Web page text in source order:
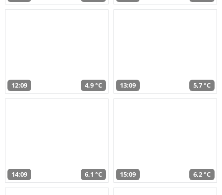
12:09 4,9 °C 13:09 5,7 °C
14:09 6,1 °C 15:09 6,2 °C